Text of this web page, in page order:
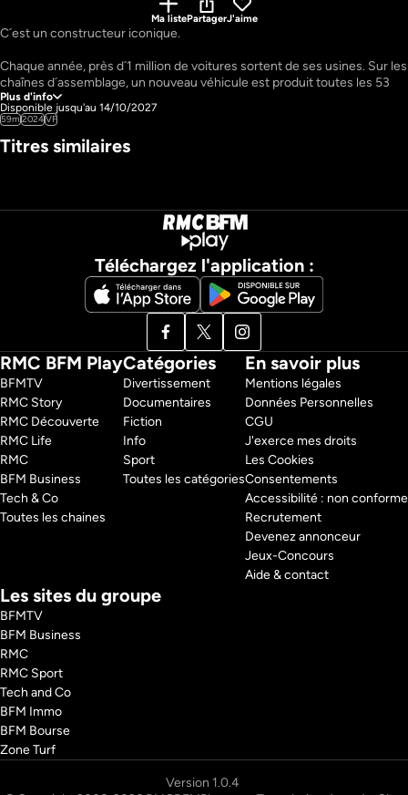
Ma listePartagerJ'aime
C´est un constructeur iconique.
Chaque année, près d´1 million de voitures sortent de ses usines. Sur les
chaînes d´assemblage, un nouveau véhicule est produit toutes les 53
secondes.
Pays : France
Réalisateur : Timothée Vienne, Davivaud Eloise
Plus d'info
Disponible jusqu'au 14/10/2027
59m2024VF
Titres similaires
Téléchargez l'application :
RMC BFM Play
BFMTV
RMC Story
RMC Découverte
RMC Life
RMC
BFM Business
Tech & Co
Toutes les chaines
Catégories
Divertissement
Documentaires
Fiction
Info
Sport
Toutes les catégories
En savoir plus
Mentions légales
Données Personnelles
CGU
J'exerce mes droits
Les Cookies
Consentements
Accessibilité : non conforme
Recrutement
Devenez annonceur
Jeux-Concours
Aide & contact
Les sites du groupe
BFMTV
BFM Business
RMC
RMC Sport
Tech and Co
BFM Immo
BFM Bourse
Zone Turf